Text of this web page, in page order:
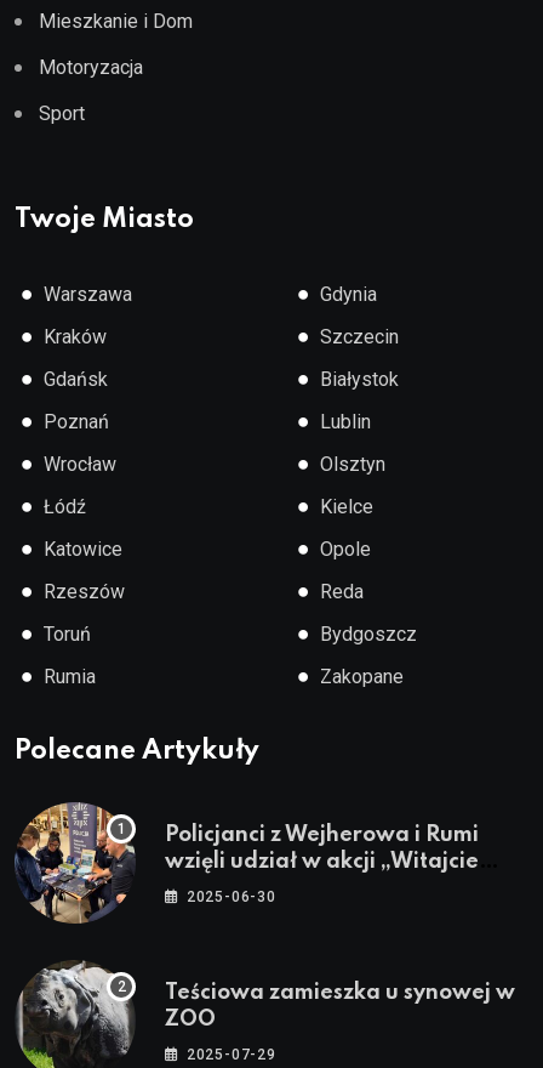
Mieszkanie i Dom
Motoryzacja
Sport
Twoje Miasto
● Warszawa
● Kraków
● Gdańsk
● Poznań
● Wrocław
● Łódź
● Katowice
● Rzeszów
● Toruń
● Rumia
● Gdynia
● Szczecin
● Białystok
● Lublin
● Olsztyn
● Kielce
● Opole
● Reda
● Bydgoszcz
● Zakopane
Polecane Artykuły
Policjanci z Wejherowa i Rumi
wzięli udział w akcji „Witajcie
Wakacje”
2025-06-30
Teściowa zamieszka u synowej w
ZOO
2025-07-29